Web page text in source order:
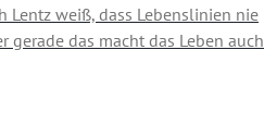
Lentz weiß, dass Lebenslinien nie
gerade das macht das Leben auch